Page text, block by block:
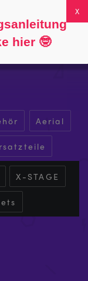
0
Aerial
X-STAGE
hier 🤓